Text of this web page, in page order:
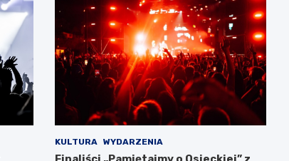
KULTURA WYDARZENIA